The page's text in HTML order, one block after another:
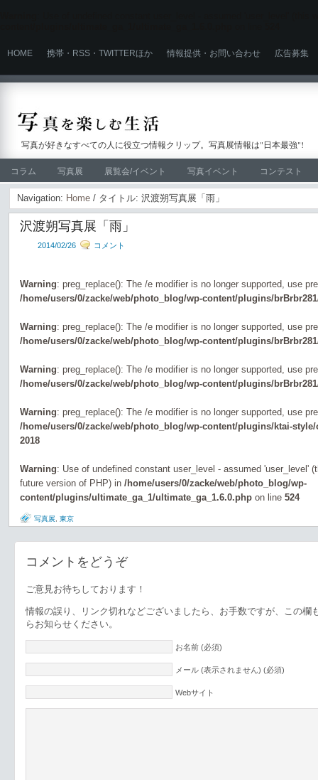
HOME 携帯・RSS・TWITTERほか 情報提供・お問い合わせ 広告募集
写真が好きなすべての人に役立つ情報クリップ。写真展情報は"日本最強"!
コラム 写真展 展覧会/イベント 写真イベント コンテスト
Navigation: Home / タイトル: 沢渡朔写真展「雨」
沢渡朔写真展「雨」
2014/02/26 コメント
Warning: preg_replace(): The /e modifier is no longer supported, use
/home/users/0/zacke/web/photo_blog/wp-content/plugins/
Warning: preg_replace(): The /e modifier is no longer supported, use
/home/users/0/zacke/web/photo_blog/wp-content/plugins/
Warning: preg_replace(): The /e modifier is no longer supported, use
/home/users/0/zacke/web/photo_blog/wp-content/plugins/
Warning: preg_replace(): The /e modifier is no longer supported, use
/home/users/0/zacke/web/photo_blog/wp-content/plugins/ktai-
2018
Warning: Use of undefined constant user_level - assumed 'user_level'
future version of PHP) in /home/users/0/zacke/web/photo_blog/wp-
content/plugins/ultimate_ga_1/ultimate_ga_1.6.0.php on line 524
写真展 東京
コメントをどうぞ
ご意見お待ちしております！
情報の誤り、リンク切れなどございましたら、お手数ですが、この欄
らお知らせください。
お名前 (必須)
メール (表示されません) (必須)
Webサイト